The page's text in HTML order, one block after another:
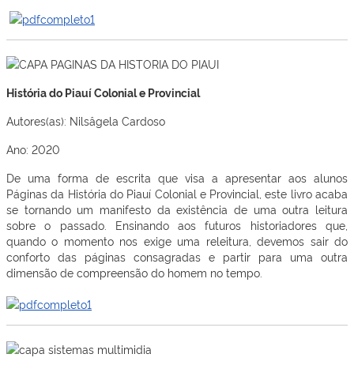
História do Piauí Colonial e Provincial
Autores(as): Nilsâgela Cardoso
Ano: 2020
De uma forma de escrita que visa a apresentar aos alunos
Páginas da História do Piauí Colonial e Provincial, este livro acaba
se tornando um manifesto da existência de uma outra leitura
sobre o passado. Ensinando aos futuros historiadores que,
quando o momento nos exige uma releitura, devemos sair do
conforto das páginas consagradas e partir para uma outra
dimensão de compreensão do homem no tempo.